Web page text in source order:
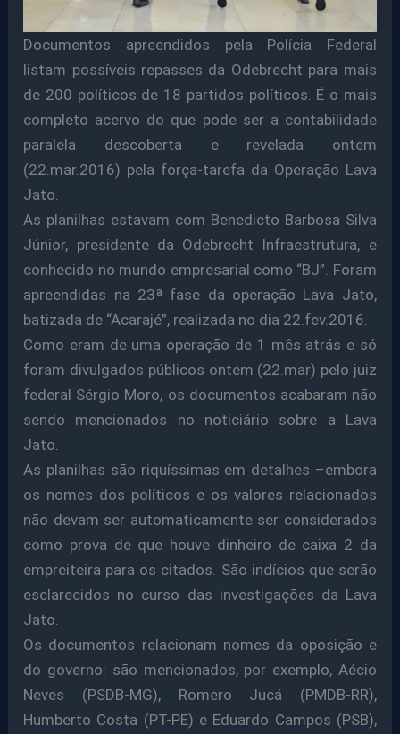
Documentos apreendidos pela Polícia Federal
listam possíveis repasses da Odebrecht para mais
de 200 políticos de 18 partidos políticos. É o mais
completo acervo do que pode ser a contabilidade
paralela descoberta e revelada ontem
(22.mar.2016) pela força-tarefa da Operação Lava
Jato.
As planilhas estavam com Benedicto Barbosa Silva
Júnior, presidente da Odebrecht Infraestrutura, e
conhecido no mundo empresarial como “BJ”. Foram
apreendidas na 23ª fase da operação Lava Jato,
batizada de “Acarajé”, realizada no dia 22.fev.2016.
Como eram de uma operação de 1 mês atrás e só
foram divulgados públicos ontem (22.mar) pelo juiz
federal Sérgio Moro, os documentos acabaram não
sendo mencionados no noticiário sobre a Lava
Jato.
As planilhas são riquíssimas em detalhes –embora
os nomes dos políticos e os valores relacionados
não devam ser automaticamente ser considerados
como prova de que houve dinheiro de caixa 2 da
empreiteira para os citados. São indícios que serão
esclarecidos no curso das investigações da Lava
Jato.
Os documentos relacionam nomes da oposição e
do governo: são mencionados, por exemplo, Aécio
Neves (PSDB-MG), Romero Jucá (PMDB-RR),
Humberto Costa (PT-PE) e Eduardo Campos (PSB),